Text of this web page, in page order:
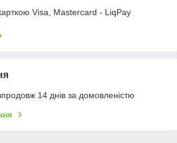
Visa, Mastercard - LiqPay
14 днів за домовленістю